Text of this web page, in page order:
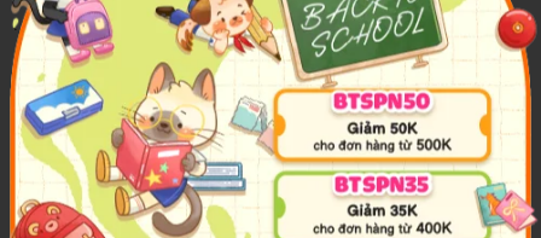
`Opportunities multiply as they are seized.'
Written in the 6th century BC, Sun Tzu's The Art of War is a
Chinese military treatise that is still revered today as the ultimate
commentary on war and military strategy. Focussing on the
principle that one can outsmart your foe mentally by thinking very
carefully about strategy before resorting to physical battle, this
philosophy continues to be applied to the corporate and business